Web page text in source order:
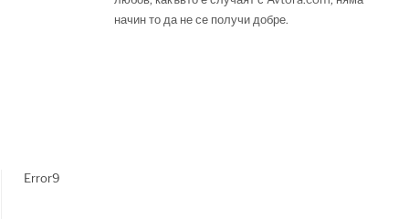
начин то да не се получи добре.
Error9